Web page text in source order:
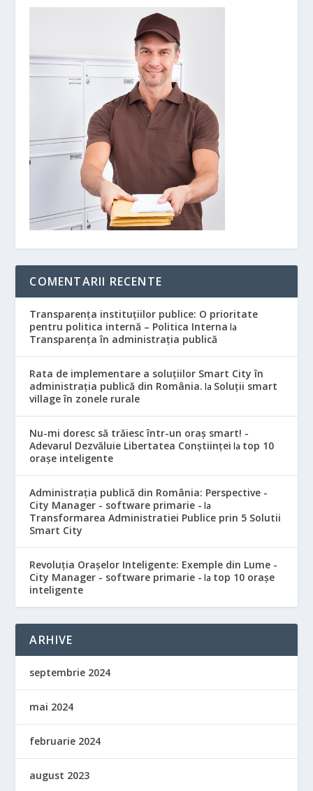
COMENTARII RECENTE
Transparența instituțiilor publice: O prioritate
pentru politica internă – Politica Interna la
Transparența în administrația publică
Rata de implementare a soluțiilor Smart City în
administrația publică din România. la Soluții smart
village în zonele rurale
Nu-mi doresc să trăiesc într-un oraș smart! -
Adevarul Dezvăluie Libertatea Conștiinței la top 10
orașe inteligente
Administrația publică din România: Perspective -
City Manager - software primarie - la
Transformarea Administratiei Publice prin 5 Solutii
Smart City
Revoluția Orașelor Inteligente: Exemple din Lume -
City Manager - software primarie - la top 10 orașe
inteligente
ARHIVE
septembrie 2024
mai 2024
februarie 2024
august 2023